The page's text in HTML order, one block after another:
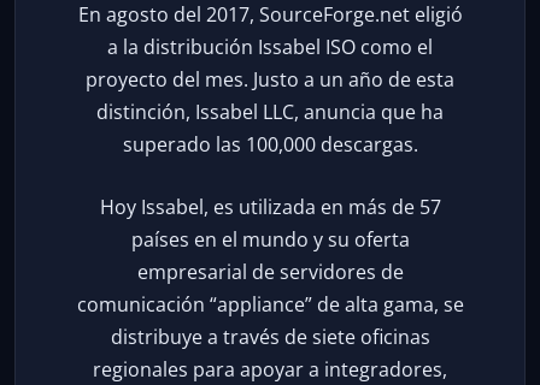
En agosto del 2017, SourceForge.net eligió
a la distribución Issabel ISO como el
proyecto del mes. Justo a un año de esta
distinción, Issabel LLC, anuncia que ha
superado las 100,000 descargas.
Hoy Issabel, es utilizada en más de 57
países en el mundo y su oferta
empresarial de servidores de
comunicación “appliance” de alta gama, se
distribuye a través de siete oficinas
regionales para apoyar a integradores,